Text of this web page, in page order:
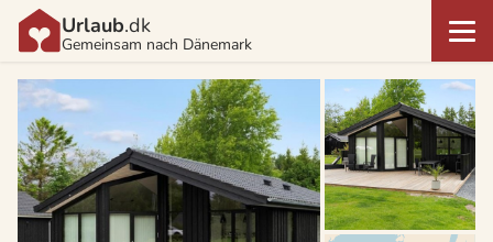
Urlaub.dk
Gemeinsam nach Dänemark